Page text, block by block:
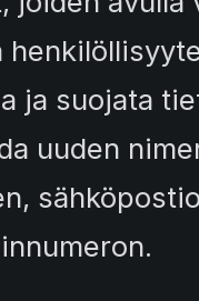
ja suojata
uuden